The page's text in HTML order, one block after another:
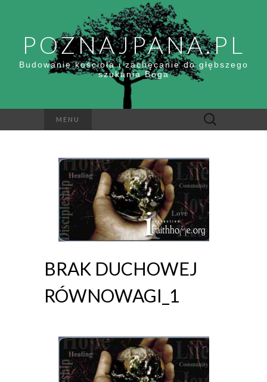
POZNAJPANA.PL
Budowanie kościoła i zachęcanie do głębszego
szukania Boga
MENU Szukaj:
BRAK DUCHOWEJ
RÓWNOWAGI_1